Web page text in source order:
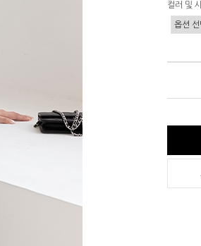
컬러 및